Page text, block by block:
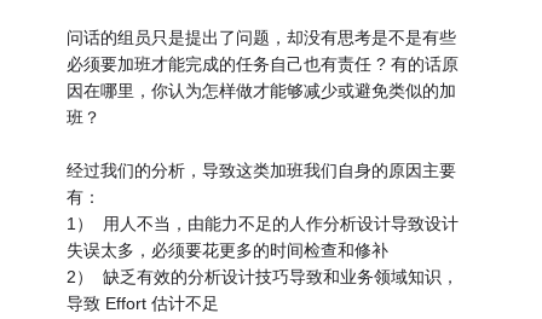
问话的组员只是提出了问题，却没有思考是不是有些
必须要加班才能完成的任务自己也有责任 ? 有的话原
因在哪里，你认为怎样做才能够减少或避免类似的加
班？
经过我们的分析，导致这类加班我们自身的原因主要
有：
1） 用人不当，由能力不足的人作分析设计导致设计
失误太多，必须要花更多的时间检查和修补
2） 缺乏有效的分析设计技巧导致和业务领域知识，
导致 Effort 估计不足